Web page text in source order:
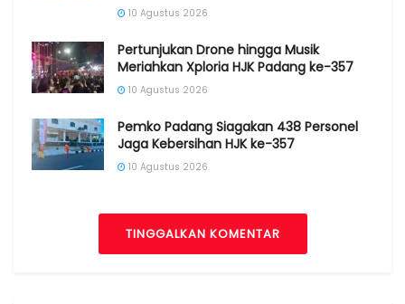
10 Agustus 2026
Pertunjukan Drone hingga Musik
Meriahkan Xploria HJK Padang ke-357
10 Agustus 2026
Pemko Padang Siagakan 438 Personel
Jaga Kebersihan HJK ke-357
10 Agustus 2026
TINGGALKAN KOMENTAR